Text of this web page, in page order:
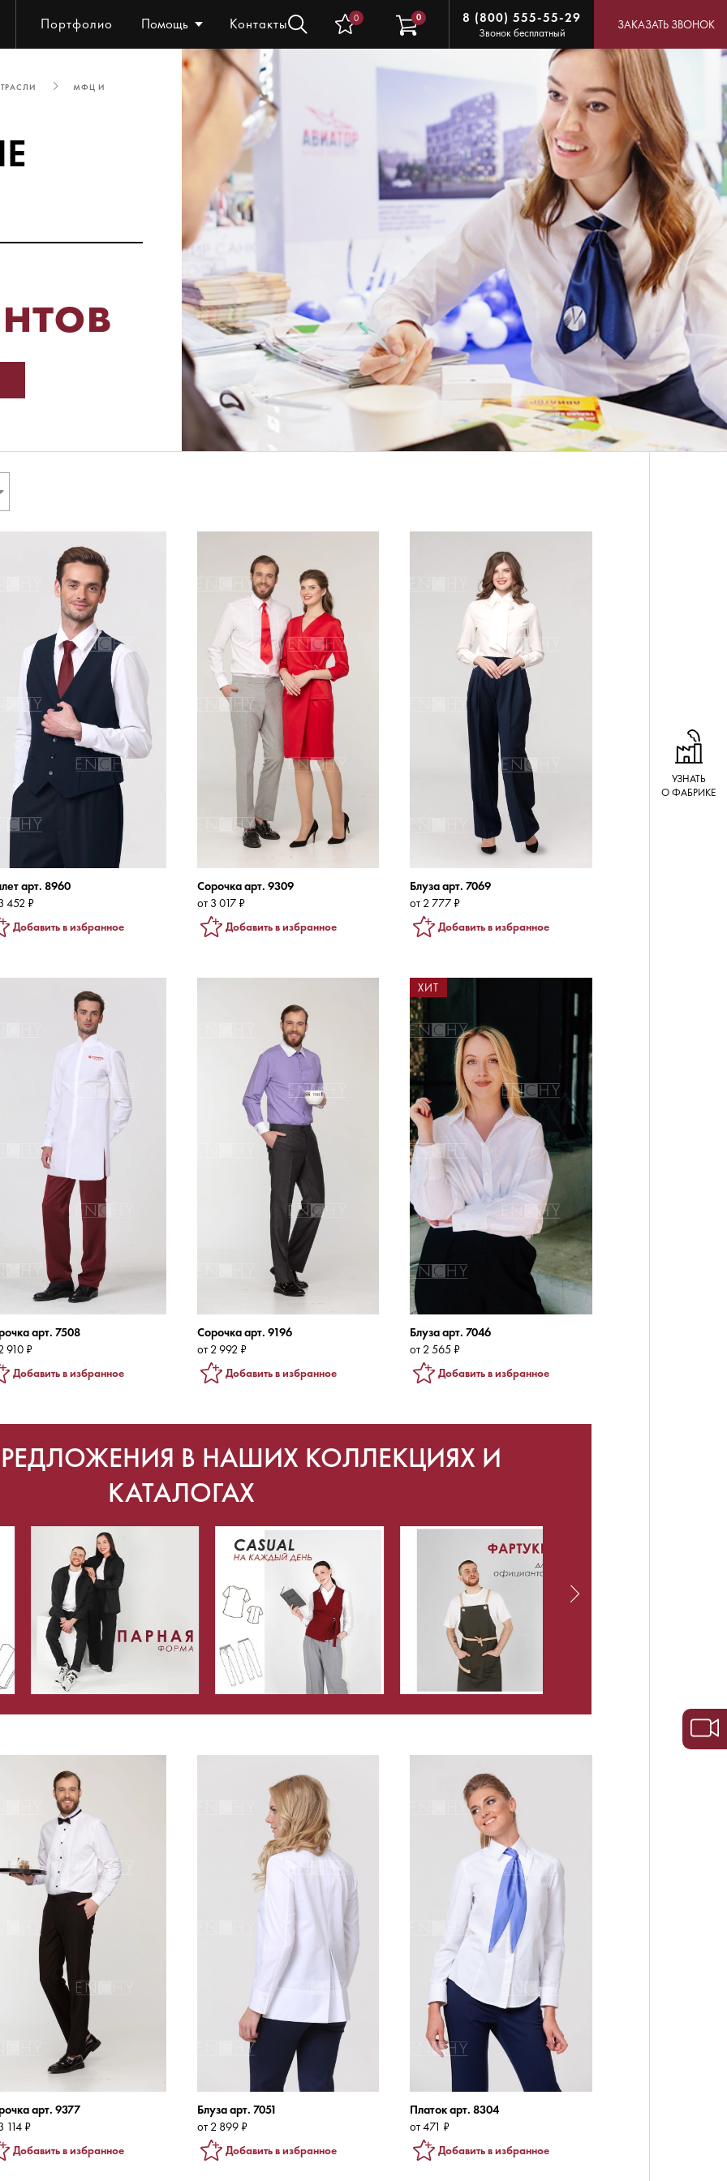
Портфолио Помощь Контакты 0 0 8 (800) 555-55-29
Звонок бесплатный
ЗАКАЗАТЬ ЗВОНОК
МФЦ И
арт. 8960
452 ₽
Добавить в избранное
Сорочка арт. 9309
от 3 017 ₽
Добавить в избранное
Блуза арт. 7069
от 2 777 ₽
Добавить в избранное
арт. 7508
910 ₽
Добавить в избранное
Сорочка арт. 9196
от 2 992 ₽
Добавить в избранное
ХИТ
Блуза арт. 7046
от 2 565 ₽
Добавить в избранное
В НАШИХ КОЛЛЕКЦИЯХ И
КАТАЛОГАХ
арт. 9377
114 ₽
Добавить в избранное
Блуза арт. 7051
от 2 899 ₽
Добавить в избранное
Платок арт. 8304
от 471 ₽
Добавить в избранное
УЗНАТЬ
О ФАБРИКЕ